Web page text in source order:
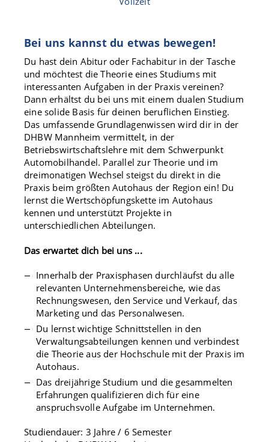
Bei uns kannst du etwas bewegen!
Du hast dein Abitur oder Fachabitur in der Tasche
und möchtest die Theorie eines Studiums mit
interessanten Aufgaben in der Praxis vereinen?
Dann erhältst du bei uns mit einem dualen Studium
eine solide Basis für deinen beruflichen Einstieg.
Das umfassende Grundlagenwissen wird dir in der
DHBW Mannheim vermittelt, in der
Betriebswirtschaftslehre mit dem Schwerpunkt
Automobilhandel. Parallel zur Theorie und im
dreimonatigen Wechsel steigst du direkt in die
Praxis beim größten Autohaus der Region ein! Du
lernst die Wertschöpfungskette im Autohaus
kennen und unterstützt Projekte in
unterschiedlichen Abteilungen.
Das erwartet dich bei uns ...
Innerhalb der Praxisphasen durchläufst du alle
relevanten Unternehmensbereiche, wie das
Rechnungswesen, den Service und Verkauf, das
Marketing und das Personalwesen.
Du lernst wichtige Schnittstellen in den
Verwaltungsabteilungen kennen und verbindest
die Theorie aus der Hochschule mit der Praxis im
Autohaus.
Das dreijährige Studium und die gesammelten
Erfahrungen qualifizieren dich für eine
anspruchsvolle Aufgabe im Unternehmen.
Studiendauer: 3 Jahre / 6 Semester